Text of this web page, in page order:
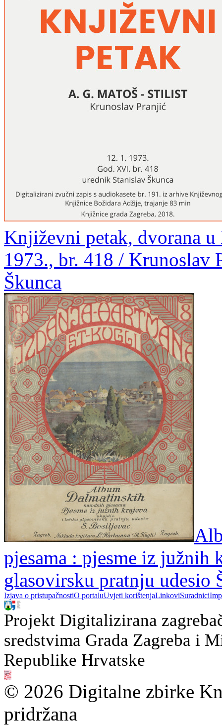
Književni petak, dvorana
1973., br. 418 / Krunoslav
Škunca
pjesama : pjesme iz
glasovirsku pratnju udesio
Izjava o pristupačnostiO portaluUvjeti korištenjaLinkoviSuradnici
Projekt Digitalizirana
sredstvima Grada Zagreba i
Republike Hrvatske
© 2026 Digitalne zbirke
pridržana